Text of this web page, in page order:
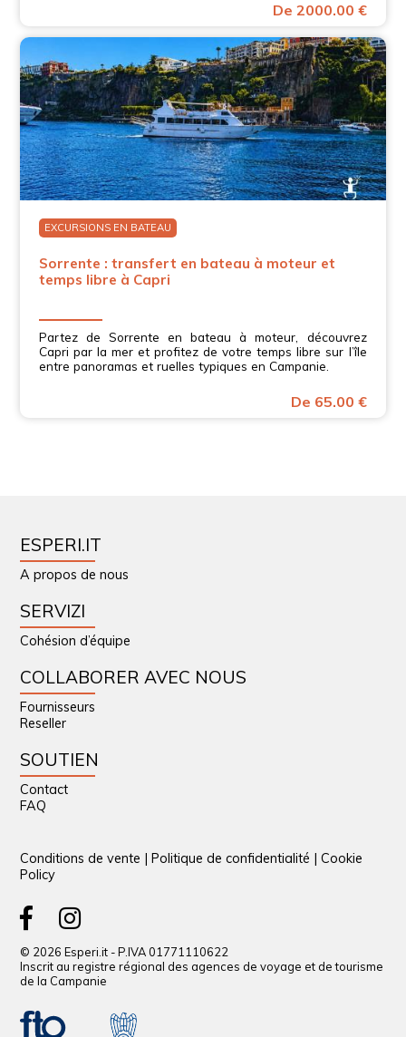
De 2000.00 €
EXCURSIONS EN BATEAU
Sorrente : transfert en bateau à moteur et
temps libre à Capri
Partez de Sorrente en bateau à moteur, découvrez
Capri par la mer et profitez de votre temps libre sur l’île
entre panoramas et ruelles typiques en Campanie.
De 65.00 €
ESPERI.IT
A propos de nous
SERVIZI
Cohésion d’équipe
COLLABORER AVEC NOUS
Fournisseurs
Reseller
SOUTIEN
Contact
FAQ
Conditions de vente |Politique de confidentialité |Cookie
Policy
© 2026 Esperi.it - P.IVA 01771110622
Inscrit au registre régional des agences de voyage et de tourisme
de la Campanie